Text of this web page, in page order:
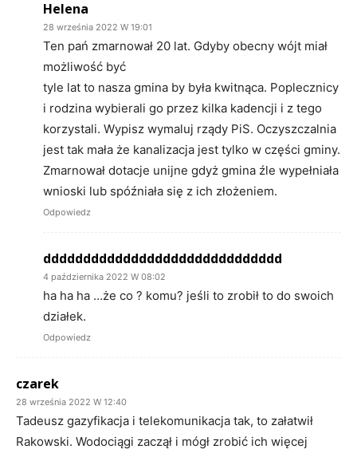
Helena
28 września 2022 W 19:01
Ten pań zmarnował 20 lat. Gdyby obecny wójt miał
możliwość być
tyle lat to nasza gmina by była kwitnąca. Poplecznicy
i rodzina wybierali go przez kilka kadencji i z tego
korzystali. Wypisz wymaluj rządy PiS. Oczyszczalnia
jest tak mała że kanalizacja jest tylko w części gminy.
Zmarnował dotacje unijne gdyż gmina źle wypełniała
wnioski lub spóźniała się z ich złożeniem.
Odpowiedz
dddddddddddddddddddddddddddddd
4 października 2022 W 08:02
ha ha ha …że co ? komu? jeśli to zrobił to do swoich
działek.
Odpowiedz
czarek
28 września 2022 W 12:40
Tadeusz gazyfikacja i telekomunikacja tak, to załatwił
Rakowski. Wodociągi zaczął i mógł zrobić ich więcej